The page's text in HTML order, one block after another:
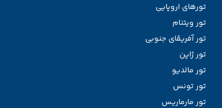
تورهای اروپایی
تور ویتنام
تور آفریقای جنوبی
تور ژاپن
تور مالدیو
تور تونس
تور مارماریس